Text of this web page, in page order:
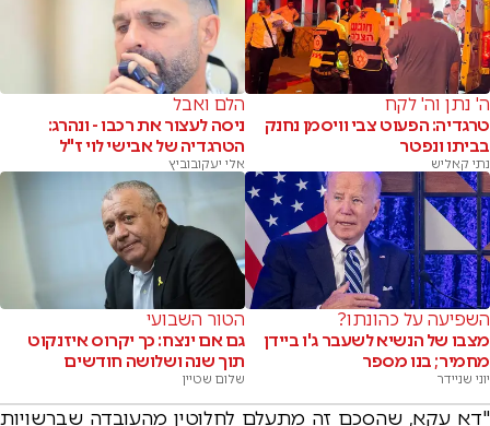
ה' נתן וה' לקח
טרגדיה: הפעוט צבי וויסמן נחנק
בביתו ונפטר
נתי קאליש
הלם ואבל
ניסה לעצור את רכבו - ונהרג:
הטרגדיה של אבישי לוי ז"ל
אלי יעקובוביץ
השפיעה על כהונתו?
מצבו של הנשיא לשעבר ג'ו ביידן
מחמיר; בנו מספר
יוני שניידר
הטור השבועי
גם אם ינצח: כך יקרוס איזנקוט
תוך שנה ושלושה חודשים
שלום שטיין
"דא עקא, שהסכם זה מתעלם לחלוטין מהעובדה שברשויות